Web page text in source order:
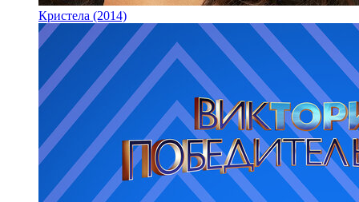
Кристела (2014)